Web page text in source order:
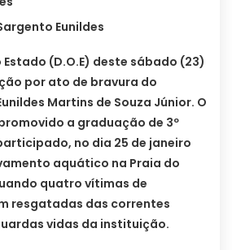
Eunildes
(D.O.E) deste sábado (23)
por ato de bravura do
Martins de Souza Júnior. O
a graduação de 3º
no dia 25 de janeiro
aquático na Praia do
quatro vítimas de
resgatadas das correntes
vidas da instituição.